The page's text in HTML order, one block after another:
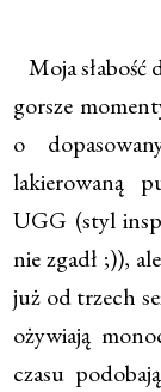
Moja słabość
gorsze
o
lakierowaną
UGG (styl
nie zgadł ;)),
już od trzech
ożywiają
czasu